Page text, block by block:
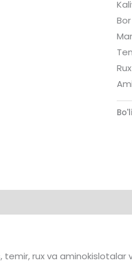
rux va aminokislotalar